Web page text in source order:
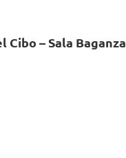
– Sala Baganza